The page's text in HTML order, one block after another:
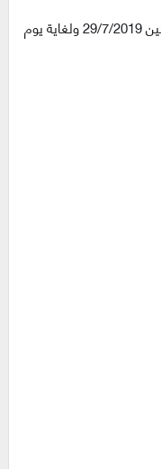
حيث يجري القيد والقبول ابتداء من يوم الاثنين 29/7/2019 ولغاية يوم